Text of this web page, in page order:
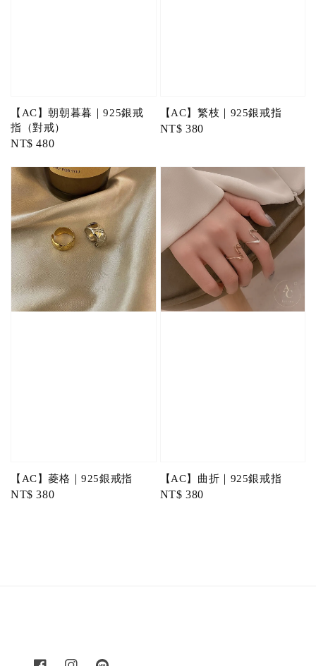
【AC】朝朝暮暮｜925銀戒
指（對戒）
Regular
NT$ 480
【AC】繁枝｜925銀戒指
Regular
NT$ 380
【AC】菱格｜925銀戒指
Regular
NT$ 380
【AC】曲折｜925銀戒指
Regular
NT$ 380